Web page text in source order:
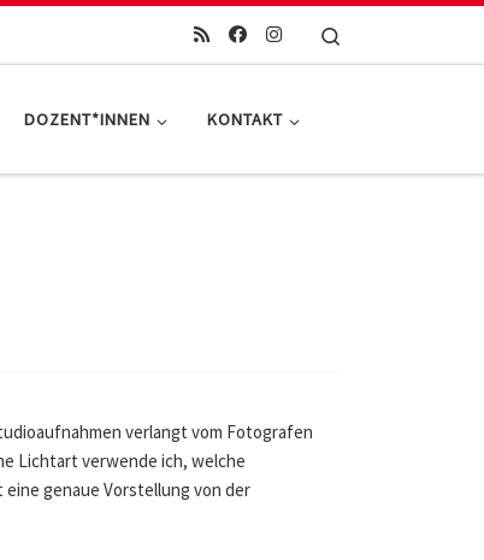
DOZENT*INNEN KONTAKT
verlangt vom Fotografen
Lichtart verwende ich, welche
genaue Vorstellung von der